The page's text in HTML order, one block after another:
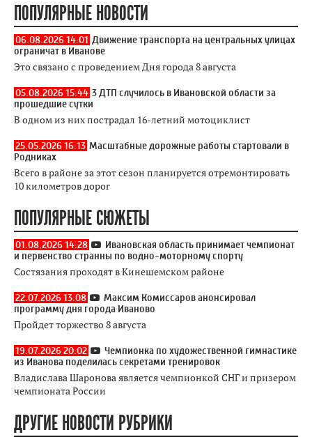
ПОПУЛЯРНЫЕ НОВОСТИ
06.08.2026 14:01 Движение транспорта на центральных улицах
ограничат в Иванове
Это связано с проведением Дня города 8 августа
05.08.2026 15:44 3 ДТП случилось в Ивановской области за
прошедшие сутки
В одном из них пострадал 16-летний мотоциклист
25.05.2026 16:13 Масштабные дорожные работы стартовали в
Родниках
Всего в районе за этот сезон планируется отремонтировать
10 километров дорог
ПОПУЛЯРНЫЕ СЮЖЕТЫ
01.08.2026 14:28
Ивановская область принимает чемпионат
и первенство странны по водно-моторному спорту
Состязания проходят в Кинешемском районе
22.07.2026 13:08
Максим Комиссаров анонсировал
программу дня города Иваново
Пройдет торжество 8 августа
19.07.2026 20:02
Чемпионка по художественной гимнастике
из Иванова поделилась секретами тренировок
Владислава Шаронова является чемпионкой СНГ и призером
чемпионата России
ДРУГИЕ НОВОСТИ РУБРИКИ